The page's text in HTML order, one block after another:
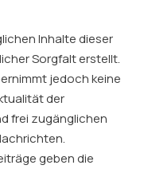
Inhalte dieser
Sorgfalt erstellt.
jedoch keine
der
frei zugänglichen
geben die